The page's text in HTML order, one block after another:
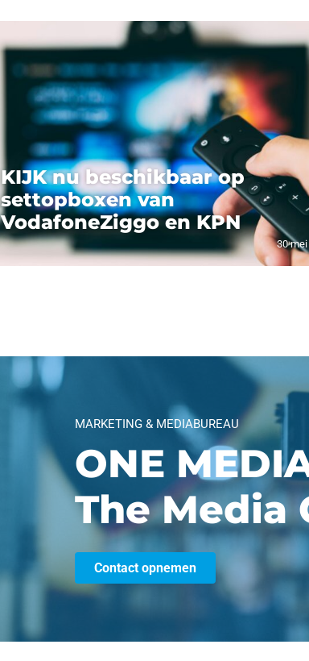
KIJK nu beschikbaar op
settopboxen van
VodafoneZiggo en KPN
30
MARKETING & MEDIABUREAU
ONE
The Media
Contact opnemen